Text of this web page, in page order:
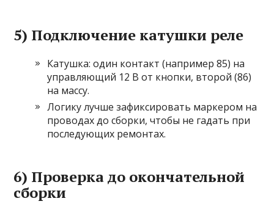
5) Подключение катушки реле
Катушка: один контакт (например 85) на
управляющий 12 В от кнопки, второй (86)
на массу.
Логику лучше зафиксировать маркером на
проводах до сборки, чтобы не гадать при
последующих ремонтах.
6) Проверка до окончательной
сборки